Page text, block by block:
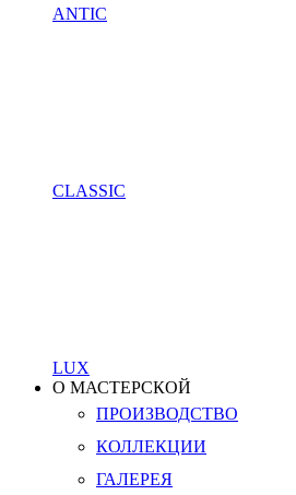
ANTIC
CLASSIC
LUX
О МАСТЕРСКОЙ
ПРОИЗВОДСТВО
КОЛЛЕКЦИИ
ГАЛЕРЕЯ